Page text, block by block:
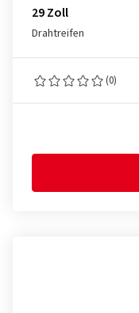
29 Zoll
Drahtreifen
(0)